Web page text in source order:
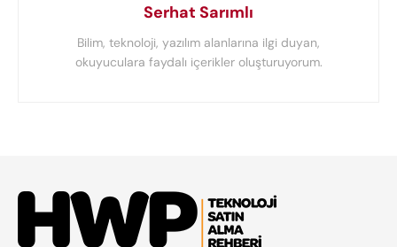
Serhat Sarımlı
Bilim, teknoloji, yazılım alanlarına ilgi duyan,
okuyuculara faydalı içerikler oluşturuyorum.